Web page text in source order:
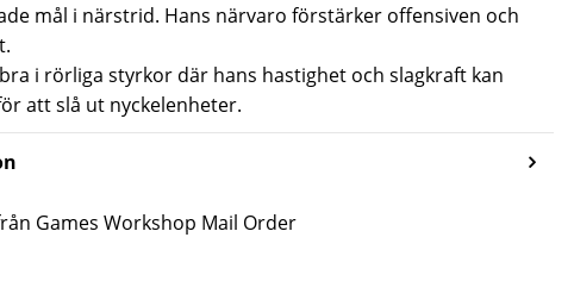
mål i närstrid. Hans närvaro förstärker offensiven och
i rörliga styrkor där hans hastighet och slagkraft kan
att slå ut nyckelenheter.
Games Workshop Mail Order